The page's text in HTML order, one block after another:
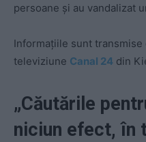
persoane și au vandalizat
Informațiile sunt
televiziune Canal 24 din
„Căutările
niciun efect, în